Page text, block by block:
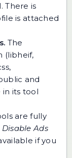
There is
is attached
The
(libheif,
and
in its tool
are fully
Disable Ads
if you